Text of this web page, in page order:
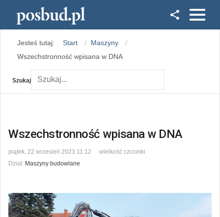
Instagram
Jesteś tutaj: Start
Maszyny
Wszechstronność wpisana w DNA
Szukaj
Wszechstronność wpisana w DNA
piątek, 22 wrzesień 2023 11:12
wielkość czcionki
Dział: Maszyny budowlane